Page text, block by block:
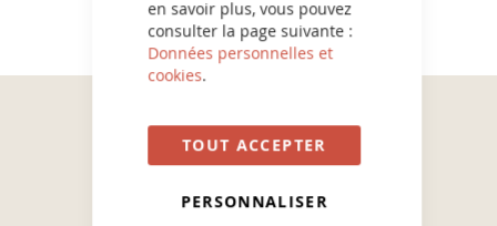
en savoir plus, vous pouvez
consulter la page suivante :
Données personnelles et
cookies.
TOUT ACCEPTER
PERSONNALISER
COULEURS D'ICI®